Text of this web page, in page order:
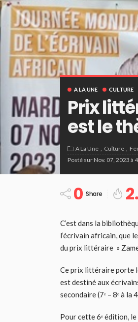
A LA UNE CULTURE
Prix
est le
A La Une Culture
Posté sur Nov. 07, 2023 à
0 Share
C’est dans la
l’écrivain africain, que
du prix littéraire »
Ce prix littéraire porte
est destiné aux
secondaire (7ᵉ – 8ᵉ à la
Pour cette 6ᵉ édition,